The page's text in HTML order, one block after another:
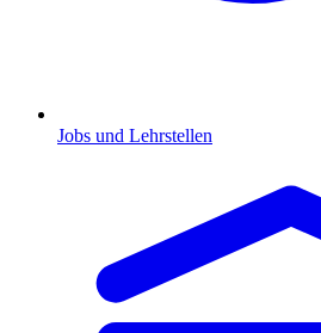
Jobs und Lehrstellen